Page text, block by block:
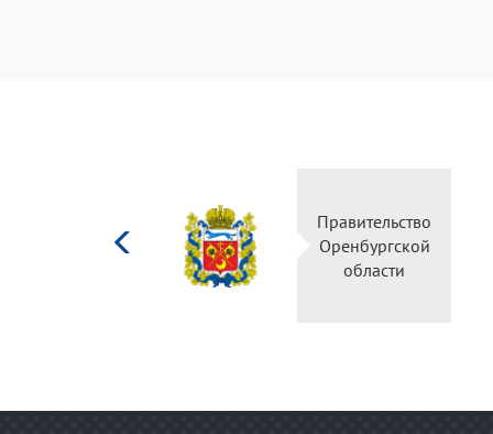
Министерство
культуры
Российской
федерации